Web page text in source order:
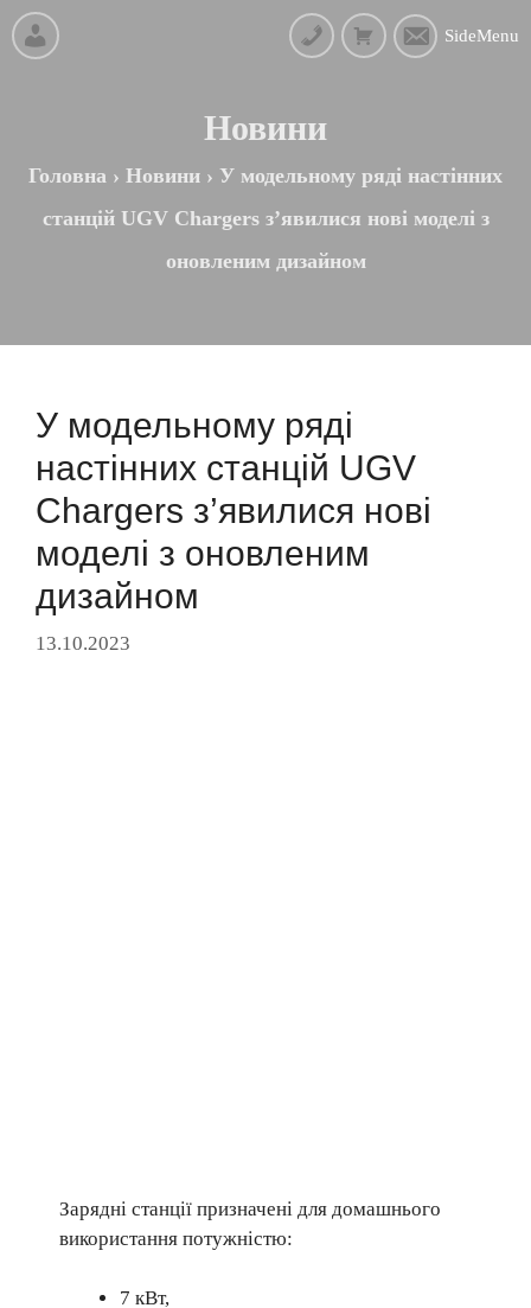
SideMenu
Новини
Головна › Новини › У модельному ряді настінних
станцій UGV Chargers з’явилися нові моделі з
оновленим дизайном
У модельному ряді
настінних станцій UGV
Chargers з’явилися нові
моделі з оновленим
дизайном
13.10.2023
Зарядні станції призначені для домашнього
використання потужністю:
7 кВт,